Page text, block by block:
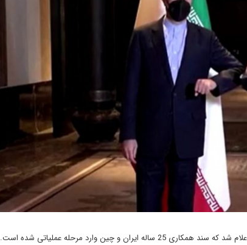
با سفر حسین امیرعبداللهیان، وزیر امور خارجه کشورمان با چین اعلام شد که سند همکاری 25 ساله ایران و چین وارد مرحله عملیاتی شده است.